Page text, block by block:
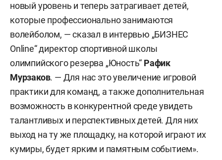
новый уровень и теперь затрагивает детей,
которые профессионально занимаются
волейболом, — сказал в интервью „БИЗНЕС
Online“ директор спортивной школы
олимпийского резерва „Юность“ Рафик
Мурзаков. — Для нас это увеличение игровой
практики для команд, а также дополнительная
возможность в конкурентной среде увидеть
талантливых и перспективных детей. Для них
выход на ту же площадку, на которой играют их
кумиры, будет ярким и памятным событием».